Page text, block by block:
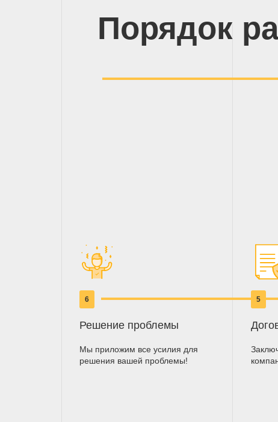
Порядок
5
6
Решение проблемы
Мы приложим все усилия для
решения вашей проблемы!